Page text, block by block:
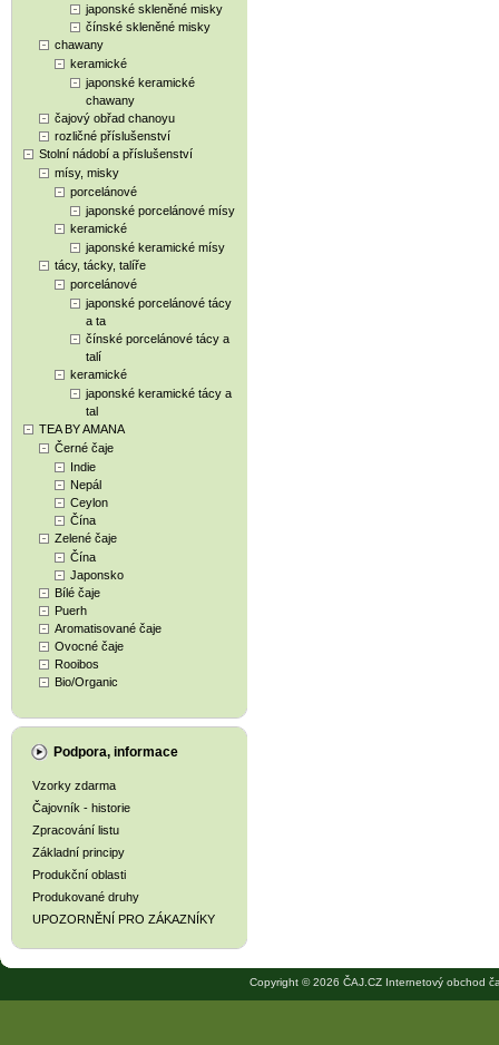
japonské skleněné misky
čínské skleněné misky
chawany
keramické
japonské keramické
chawany
čajový obřad chanoyu
rozličné příslušenství
Stolní nádobí a příslušenství
mísy, misky
porcelánové
japonské porcelánové mísy
keramické
japonské keramické mísy
tácy, tácky, talíře
porcelánové
japonské porcelánové tácy
a ta
čínské porcelánové tácy a
talí
keramické
japonské keramické tácy a
tal
TEA BY AMANA
Černé čaje
Indie
Nepál
Ceylon
Čína
Zelené čaje
Čína
Japonsko
Bílé čaje
Puerh
Aromatisované čaje
Ovocné čaje
Rooibos
Bio/Organic
Podpora, informace
Vzorky zdarma
Čajovník - historie
Zpracování listu
Základní principy
Produkční oblasti
Produkované druhy
UPOZORNĚNÍ PRO ZÁKAZNÍKY
Copyright © 2026 ČAJ.CZ Internetový obchod